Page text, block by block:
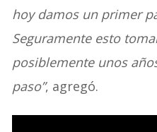
hoy damos un primer
Seguramente esto
posiblemente unos
paso”, agregó.